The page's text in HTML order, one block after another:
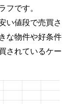
です。
い値段で売買さ
な物件や好条件
されているケー